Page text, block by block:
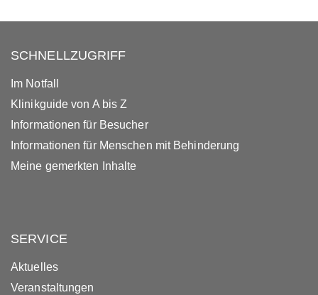
SCHNELLZUGRIFF
Im Notfall
Klinikguide von A bis Z
Informationen für Besucher
Informationen für Menschen mit Behinderung
Meine gemerkten Inhalte
SERVICE
Aktuelles
Veranstaltungen